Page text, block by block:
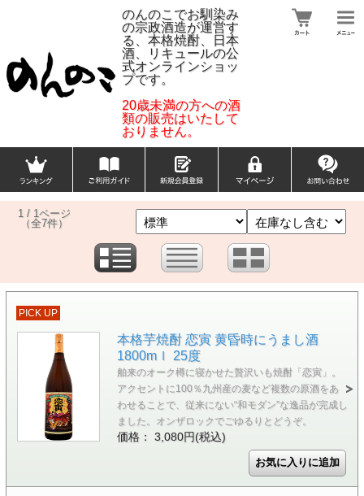
のんのこでお馴染み
の宗政酒造が運営す
る、本格焼酎、日本
酒、リキュールの公
式オンラインショッ
プです。
20歳未満の方への酒
類の販売はいたして
おりません。
1 / 1ページ
（全7件）
PICK UP
本格芋焼酎 恋寅 黄昏時にうまし酒
1800mｌ 25度
舶来のオーク樽に寝かせた贅沢いも焼酎「恋寅」。
アクセントに100％九州産の麦など複数の原酒をあ
わせることで、従来にない“和モダン”な逸品が完成し
ました。オンザロックでごゆるりとどうぞ。
価格： 3,080円(税込)